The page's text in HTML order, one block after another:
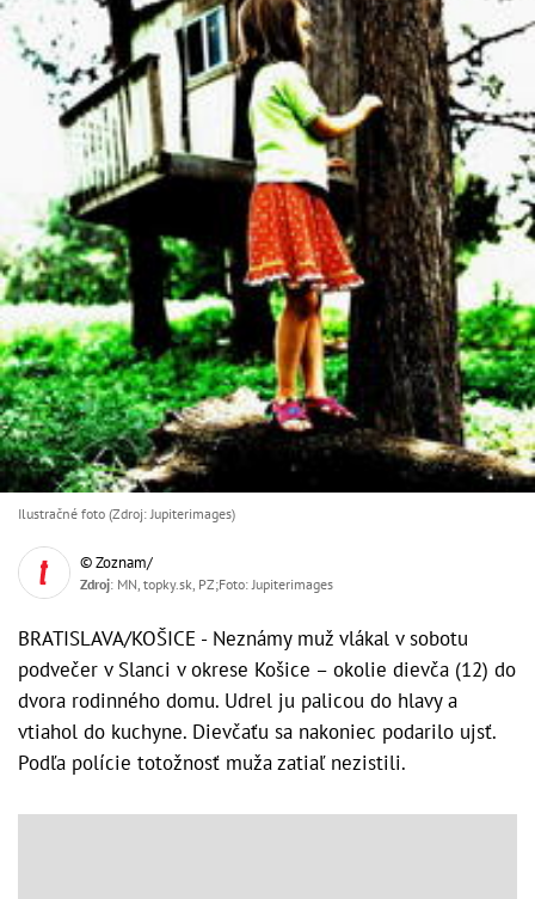
Ilustračné foto (Zdroj: Jupiterimages)
© Zoznam/
Zdroj: MN, topky.sk, PZ;Foto: Jupiterimages
BRATISLAVA/KOŠICE - Neznámy muž vlákal v sobotu
podvečer v Slanci v okrese Košice – okolie dievča (12) do
dvora rodinného domu. Udrel ju palicou do hlavy a
vtiahol do kuchyne. Dievčaťu sa nakoniec podarilo ujsť.
Podľa polície totožnosť muža zatiaľ nezistili.